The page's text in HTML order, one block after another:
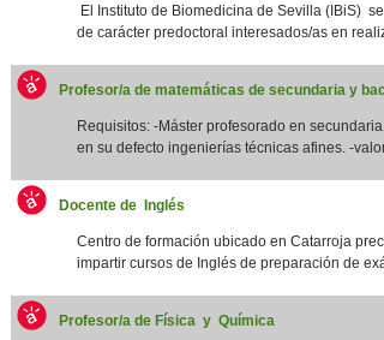
El Instituto de Biomedicina de Sevilla (IBiS)
de carácter predoctoral interesados/as en
Profesor/a de matemáticas de secundaria y
Requisitos: -Máster profesorado en
en su defecto ingenierías técnicas afines. -
Docente de Inglés
Centro de formación ubicado en Catarroja
impartir cursos de Inglés de preparación de
Profesor/a de Física y Química